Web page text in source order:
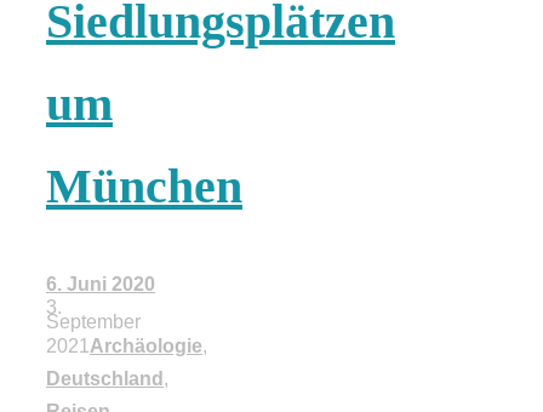
Siedlungsplätzen
um
München
6. Juni 2020
3.
September
2021 Archäologie,
Deutschland ,